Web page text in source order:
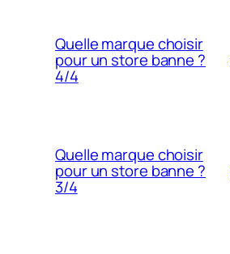
Quelle marque choisir
pour un store banne ?
4/4
Quelle marque choisir
pour un store banne ?
3/4